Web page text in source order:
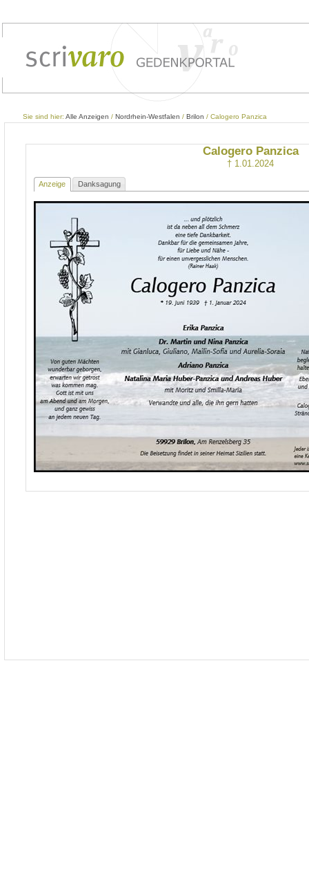
Sie sind hier: Alle Anzeigen / Nordrhein-Westfalen / Brilon / Calogero Panzica
Calogero Panzica
† 1.01.2024
Anzeige Danksagung